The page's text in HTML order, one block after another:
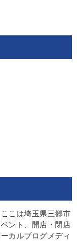
こは埼玉県三郷市
ント、開店・閉店
カルブログメディ